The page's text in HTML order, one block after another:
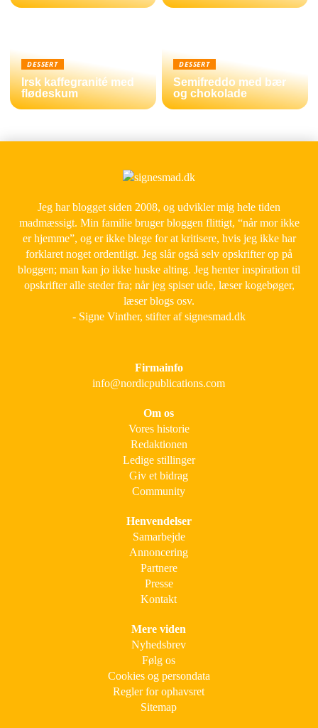
DESSERT
Irsk kaffegranité med
flødeskum
DESSERT
Semifreddo med bær
og chokolade
Jeg har blogget siden 2008, og udvikler mig hele tiden
madmæssigt. Min familie bruger bloggen flittigt, “når mor ikke
er hjemme”, og er ikke blege for at kritisere, hvis jeg ikke har
forklaret noget ordentligt. Jeg slår også selv opskrifter op på
bloggen; man kan jo ikke huske alting. Jeg henter inspiration til
opskrifter alle steder fra; når jeg spiser ude, læser kogebøger,
læser blogs osv.
- Signe Vinther, stifter af signesmad.dk
Firmainfo
info@nordicpublications.com
Om os
Vores historie
Redaktionen
Ledige stillinger
Giv et bidrag
Community
Henvendelser
Samarbejde
Annoncering
Partnere
Presse
Kontakt
Mere viden
Nyhedsbrev
Følg os
Cookies og persondata
Regler for ophavsret
Sitemap